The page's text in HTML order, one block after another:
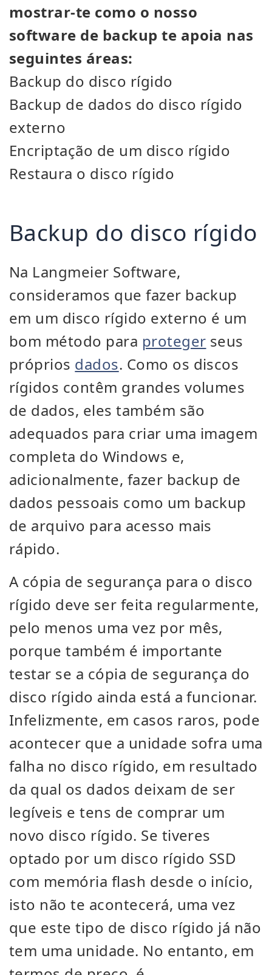
mostrar-te como o nosso
software de backup te apoia nas
seguintes áreas:
Backup do disco rígido
Backup de dados do disco rígido
externo
Encriptação de um disco rígido
Restaura o disco rígido
Backup do disco rígido
Na Langmeier Software,
consideramos que fazer backup
em um disco rígido externo é um
bom método para proteger seus
próprios dados. Como os discos
rígidos contêm grandes volumes
de dados, eles também são
adequados para criar uma imagem
completa do Windows e,
adicionalmente, fazer backup de
dados pessoais como um backup
de arquivo para acesso mais
rápido.
A cópia de segurança para o disco
rígido deve ser feita regularmente,
pelo menos uma vez por mês,
porque também é importante
testar se a cópia de segurança do
disco rígido ainda está a funcionar.
Infelizmente, em casos raros, pode
acontecer que a unidade sofra uma
falha no disco rígido, em resultado
da qual os dados deixam de ser
legíveis e tens de comprar um
novo disco rígido. Se tiveres
optado por um disco rígido SSD
com memória flash desde o início,
isto não te acontecerá, uma vez
que este tipo de disco rígido já não
tem uma unidade. No entanto, em